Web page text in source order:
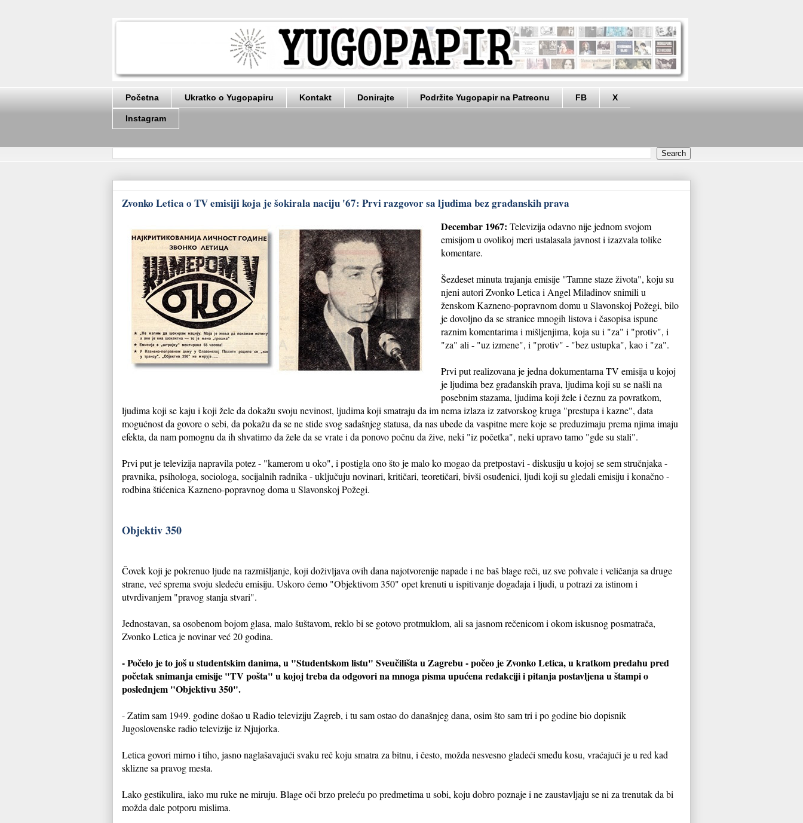
Početna Ukratko o Yugopapiru Kontakt Donirajte Podržite Yugopapir na Patreonu FB X
Instagram
Zvonko Letica o TV emisiji koja je šokirala naciju '67: Prvi razgovor sa ljudima bez građanskih prava
Decembar 1967: Televizija odavno nije jednom svojom
emisijom u ovolikoj meri ustalasala javnost i izazvala tolike
komentare.
Šezdeset minuta trajanja emisije "Tamne staze života", koju su
njeni autori Zvonko Letica i Angel Miladinov snimili u
ženskom Kazneno-popravnom domu u Slavonskoj Požegi, bilo
je dovoljno da se stranice mnogih listova i časopisa ispune
raznim komentarima i mišljenjima, koja su i "za" i "protiv", i
"za" ali - "uz izmene", i "protiv" - "bez ustupka", kao i "za".
Prvi put realizovana je jedna dokumentarna TV emisija u kojoj
je ljudima bez građanskih prava, ljudima koji su se našli na
posebnim stazama, ljudima koji žele i čeznu za povratkom,
ljudima koji se kaju i koji žele da dokažu svoju nevinost, ljudima koji smatraju da im nema izlaza iz zatvorskog kruga "prestupa i kazne", data
mogućnost da govore o sebi, da pokažu da se ne stide svog sadašnjeg statusa, da nas ubede da vaspitne mere koje se preduzimaju prema njima imaju
efekta, da nam pomognu da ih shvatimo da žele da se vrate i da ponovo počnu da žive, neki "iz početka", neki upravo tamo "gde su stali".
Prvi put je televizija napravila potez - "kamerom u oko", i postigla ono što je malo ko mogao da pretpostavi - diskusiju u kojoj se sem stručnjaka -
pravnika, psihologa, sociologa, socijalnih radnika - uključuju novinari, kritičari, teoretičari, bivši osuđenici, ljudi koji su gledali emisiju i konačno -
rodbina štićenica Kazneno-popravnog doma u Slavonskoj Požegi.
Objektiv 350
Čovek koji je pokrenuo ljude na razmišljanje, koji doživljava ovih dana najotvorenije napade i ne baš blage reči, uz sve pohvale i veličanja sa druge
strane, već sprema svoju sledeću emisiju. Uskoro ćemo "Objektivom 350" opet krenuti u ispitivanje događaja i ljudi, u potrazi za istinom i
utvrđivanjem "pravog stanja stvari".
Jednostavan, sa osobenom bojom glasa, malo šuštavom, reklo bi se gotovo protmuklom, ali sa jasnom rečenicom i okom iskusnog posmatrača,
Zvonko Letica je novinar već 20 godina.
- Počelo je to još u studentskim danima, u "Studentskom listu" Sveučilišta u Zagrebu - počeo je Zvonko Letica, u kratkom predahu pred
početak snimanja emisije "TV pošta" u kojoj treba da odgovori na mnoga pisma upućena redakciji i pitanja postavljena u štampi o
poslednjem "Objektivu 350".
- Zatim sam 1949. godine došao u Radio televiziju Zagreb, i tu sam ostao do današnjeg dana, osim što sam tri i po godine bio dopisnik
Jugoslovenske radio televizije iz Njujorka.
Letica govori mirno i tiho, jasno naglašavajući svaku reč koju smatra za bitnu, i često, možda nesvesno gladeći smeđu kosu, vraćajući je u red kad
sklizne sa pravog mesta.
Lako gestikulira, iako mu ruke ne miruju. Blage oči brzo preleću po predmetima u sobi, koju dobro poznaje i ne zaustavljaju se ni za trenutak da bi
možda dale potporu mislima.